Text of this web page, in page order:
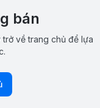
bán
trở về trang chủ để lựa